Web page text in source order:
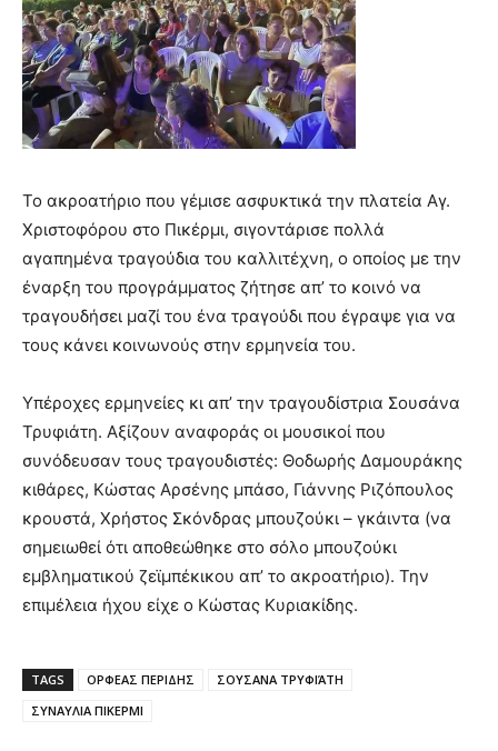
Το ακροατήριο που γέμισε ασφυκτικά την πλατεία Αγ.
Χριστοφόρου στο Πικέρμι, σιγοντάρισε πολλά
αγαπημένα τραγούδια του καλλιτέχνη, ο οποίος με την
έναρξη του προγράμματος ζήτησε απ’ το κοινό να
τραγουδήσει μαζί του ένα τραγούδι που έγραψε για να
τους κάνει κοινωνούς στην ερμηνεία του.
Υπέροχες ερμηνείες κι απ’ την τραγουδίστρια Σουσάνα
Τρυφιάτη. Αξίζουν αναφοράς οι μουσικοί που
συνόδευσαν τους τραγουδιστές: Θοδωρής Δαμουράκης
κιθάρες, Κώστας Αρσένης μπάσο, Γιάννης Ριζόπουλος
κρουστά, Χρήστος Σκόνδρας μπουζούκι – γκάιντα (να
σημειωθεί ότι αποθεώθηκε στο σόλο μπουζούκι
εμβληματικού ζεϊμπέκικου απ’ το ακροατήριο). Την
επιμέλεια ήχου είχε ο Κώστας Κυριακίδης.
TAGS ΟΡΦΕΑΣ ΠΕΡΙΔΗΣ
ΣΟΥΣΑΝΑ ΤΡΥΦΙΆΤΗ
ΣΥΝΑΥΛΙΑ ΠΙΚΕΡΜΙ